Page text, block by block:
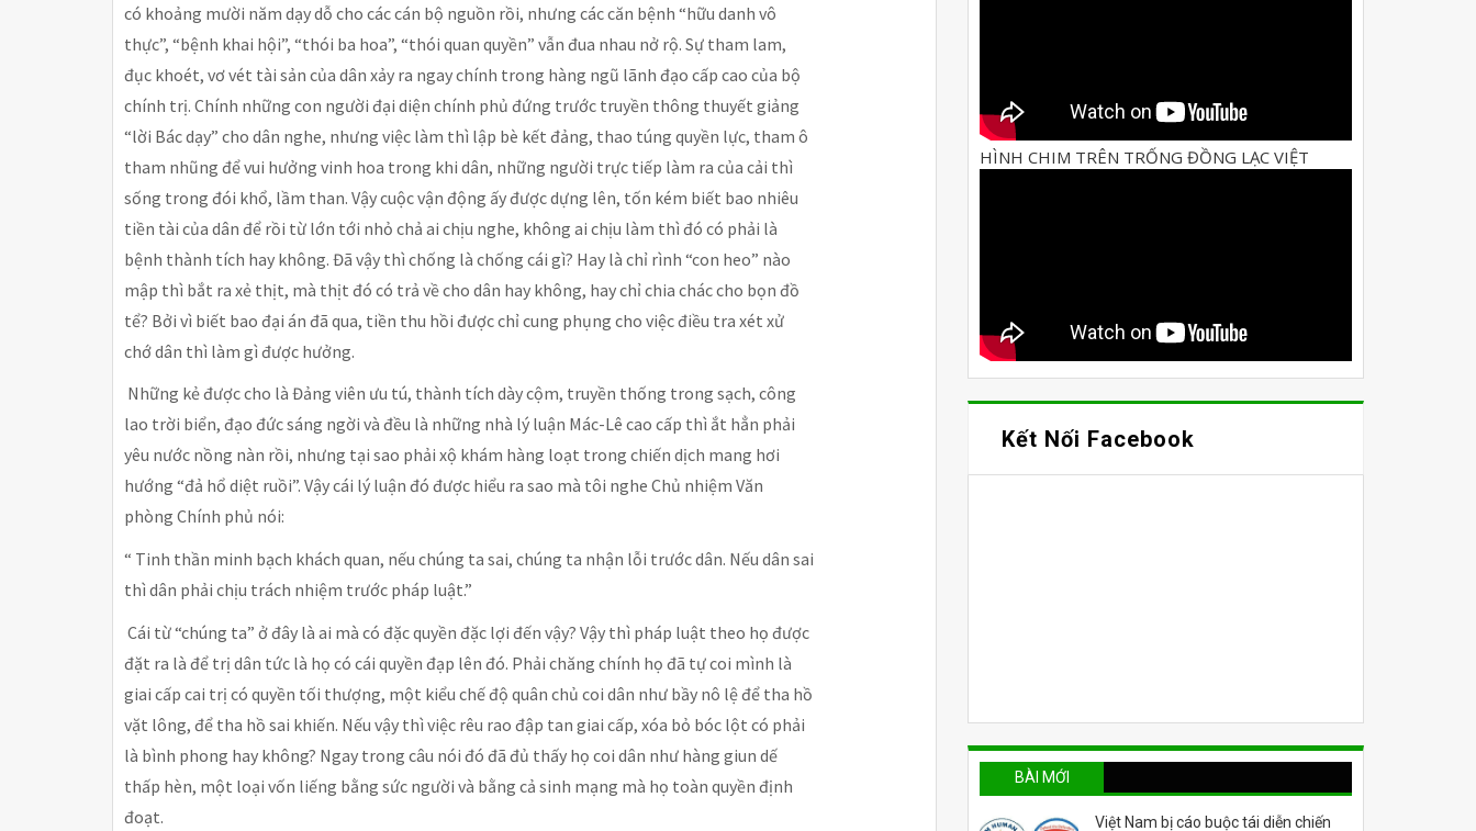
có khoảng mười năm dạy dỗ cho các cán bộ nguồn rồi, nhưng các căn bệnh “hữu danh vô
thực”, “bệnh khai hội”, “thói ba hoa”, “thói quan quyền” vẫn đua nhau nở rộ. Sự tham lam,
đục khoét, vơ vét tài sản của dân xảy ra ngay chính trong hàng ngũ lãnh đạo cấp cao của bộ
chính trị. Chính những con người đại diện chính phủ đứng trước truyền thông thuyết giảng
“lời Bác dạy” cho dân nghe, nhưng việc làm thì lập bè kết đảng, thao túng quyền lực, tham ô
tham nhũng để vui hưởng vinh hoa trong khi dân, những người trực tiếp làm ra của cải thì
sống trong đói khổ, lầm than. Vậy cuộc vận động ấy được dựng lên, tốn kém biết bao nhiêu
tiền tài của dân để rồi từ lớn tới nhỏ chả ai chịu nghe, không ai chịu làm thì đó có phải là
bệnh thành tích hay không. Đã vậy thì chống là chống cái gì? Hay là chỉ rình “con heo” nào
mập thì bắt ra xẻ thịt, mà thịt đó có trả về cho dân hay không, hay chỉ chia chác cho bọn đồ
tể? Bởi vì biết bao đại án đã qua, tiền thu hồi được chỉ cung phụng cho việc điều tra xét xử
chớ dân thì làm gì được hưởng.
Những kẻ được cho là Đảng viên ưu tú, thành tích dày cộm, truyền thống trong sạch, công
lao trời biển, đạo đức sáng ngời và đều là những nhà lý luận Mác-Lê cao cấp thì ắt hẳn phải
yêu nước nồng nàn rồi, nhưng tại sao phải xộ khám hàng loạt trong chiến dịch mang hơi
hướng “đả hổ diệt ruồi”. Vậy cái lý luận đó được hiểu ra sao mà tôi nghe Chủ nhiệm Văn
phòng Chính phủ nói:
“ Tinh thần minh bạch khách quan, nếu chúng ta sai, chúng ta nhận lỗi trước dân. Nếu dân sai
thì dân phải chịu trách nhiệm trước pháp luật.”
Cái từ “chúng ta” ở đây là ai mà có đặc quyền đặc lợi đến vậy? Vậy thì pháp luật theo họ được
đặt ra là để trị dân tức là họ có cái quyền đạp lên đó. Phải chăng chính họ đã tự coi mình là
giai cấp cai trị có quyền tối thượng, một kiểu chế độ quân chủ coi dân như bầy nô lệ để tha hồ
vặt lông, để tha hồ sai khiến. Nếu vậy thì việc rêu rao đập tan giai cấp, xóa bỏ bóc lột có phải
là bình phong hay không? Ngay trong câu nói đó đã đủ thấy họ coi dân như hàng giun dế
thấp hèn, một loại vốn liếng bằng sức người và bằng cả sinh mạng mà họ toàn quyền định
đoạt.
HÌNH CHIM TRÊN TRỐNG ĐỒNG LẠC VIỆT
Kết Nối Facebook
BÀI MỚI
Việt Nam bị cáo buộc tái diễn chiến